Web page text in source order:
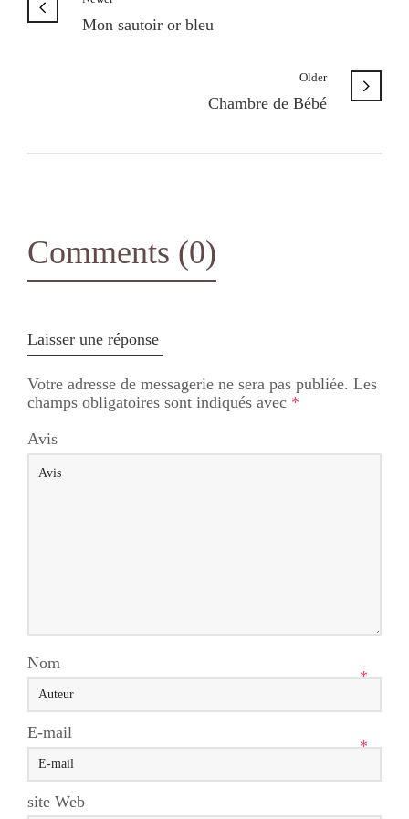
Mon sautoir or bleu
Older
Chambre de Bébé
Comments (0)
Laisser une réponse
Votre adresse de messagerie ne sera pas publiée. Les
champs obligatoires sont indiqués avec *
Avis
Nom
*
E-mail
*
site Web